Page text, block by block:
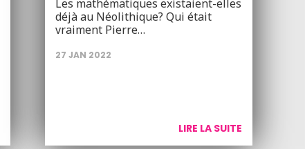
Les mathématiques existaient-elles
déjà au Néolithique? Qui était
vraiment Pierre…
27 JAN 2022
LIRE LA SUITE